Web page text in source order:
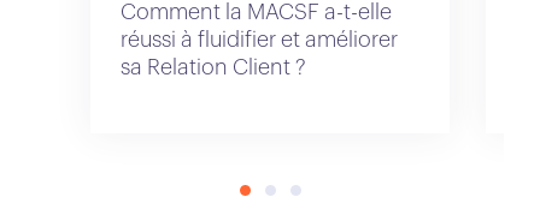
Comment la MACSF a-t-elle
réussi à fluidifier et améliorer
sa Relation Client ?